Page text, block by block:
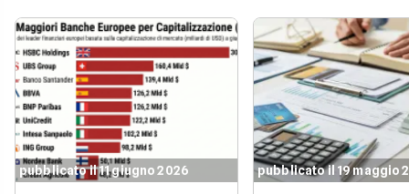
pubblicato il 11 giugno 2026 pubblicato il 19 maggio